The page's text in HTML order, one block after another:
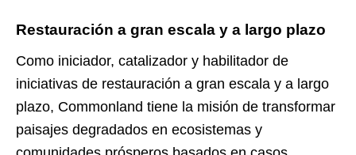
Restauración a gran escala y a largo plazo
Como iniciador, catalizador y habilitador de
iniciativas de restauración a gran escala y a largo
plazo, Commonland tiene la misión de transformar
paisajes degradados en ecosistemas y